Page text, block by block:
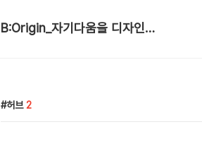
B:Origin_자기다움을 디자인합니다
허브 2